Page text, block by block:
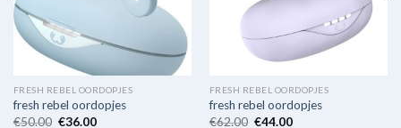
FRESH REBEL OORDOPJES
fresh rebel oordopjes
€50.00 €36.00
FRESH REBEL OORDOPJES
fresh rebel oordopjes
€62.00 €44.00